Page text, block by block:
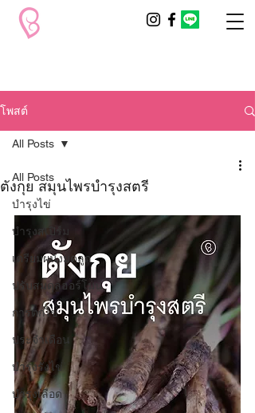
โพสต์
All Posts
บำรุงไข่
บำรุงสเปิร์ม
เตรียมผนังมดลูก
ปรับสมดุลฮอร์โมน
การตกไข่
ประจำเดือน
บำรุงรังไข่
บำรุงเลือด
All Posts
ตังกุย สมุนไพรบำรุงสตรี